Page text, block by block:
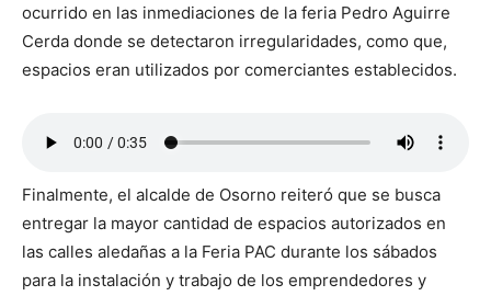
ocurrido en las inmediaciones de la feria Pedro Aguirre
Cerda donde se detectaron irregularidades, como que,
espacios eran utilizados por comerciantes establecidos.
Finalmente, el alcalde de Osorno reiteró que se busca
entregar la mayor cantidad de espacios autorizados en
las calles aledañas a la Feria PAC durante los sábados
para la instalación y trabajo de los emprendedores y